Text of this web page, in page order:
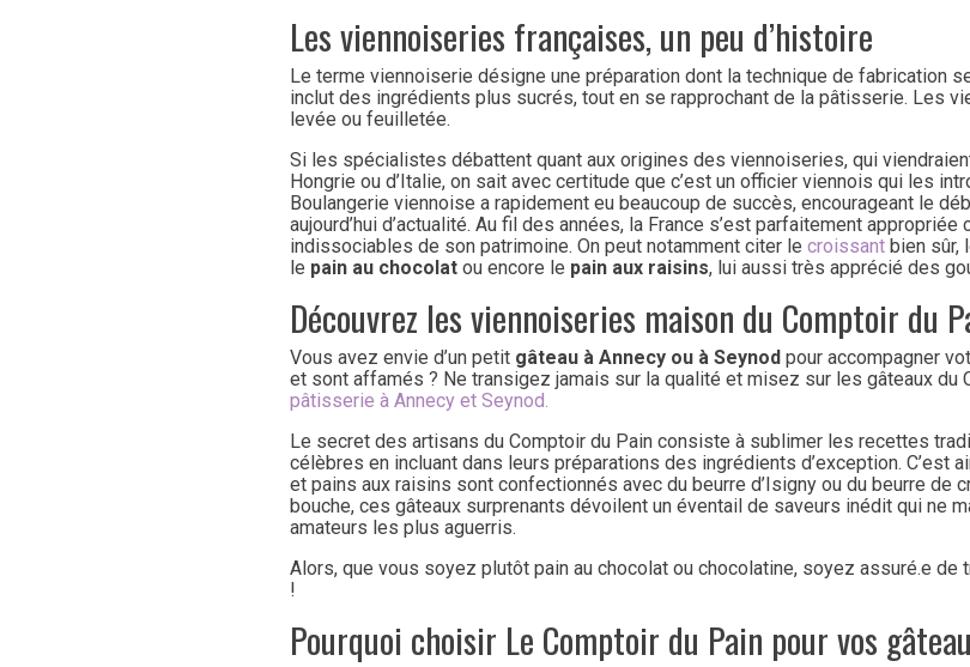
Les viennoiseries françaises, un peu d’histoire
Le terme viennoiserie désigne une préparation dont la technique de fabrication
inclut des ingrédients plus sucrés, tout en se rapprochant de la pâtisserie. Les
levée ou feuilletée.
Si les spécialistes débattent quant aux origines des viennoiseries, qui
Hongrie ou d’Italie, on sait avec certitude que c’est un officier viennois qui les
Boulangerie viennoise a rapidement eu beaucoup de succès, encourageant le
aujourd’hui d’actualité. Au fil des années, la France s’est parfaitement appropriée
indissociables de son patrimoine. On peut notamment citer le croissantbien sûr,
le pain au chocolatou encore le pain aux raisins, lui aussi très apprécié des
Découvrez les viennoiseries maison du Comptoir du
Vous avez envie d’un petit gâteau à Annecy ou à Seynodpour accompagner
et sont affamés ? Ne transigez jamais sur la qualité et misez sur les gâteaux du
pâtisserie à Annecy et Seynod.
Le secret des artisans du Comptoir du Pain consiste à sublimer les recettes
célèbres en incluant dans leurs préparations des ingrédients d’exception. C’est
et pains aux raisins sont confectionnés avec du beurre d’Isigny ou du beurre de
bouche, ces gâteaux surprenants dévoilent un éventail de saveurs inédit qui ne
amateurs les plus aguerris.
Alors, que vous soyez plutôt pain au chocolat ou chocolatine, soyez assuré.e de
!
Pourquoi choisir Le Comptoir du Pain pour vos